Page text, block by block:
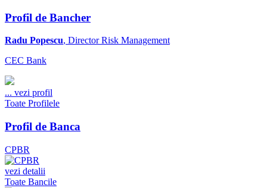
Profil de Bancher
Radu Popescu, Director Risk Management
CEC Bank
... vezi profil
Toate Profilele
Profil de Banca
CPBR
vezi detalii
Toate Bancile